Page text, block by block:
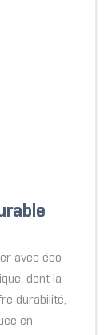
avec éco-
dont la
durabilité,
en